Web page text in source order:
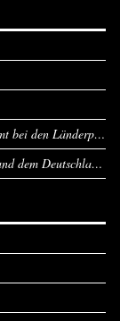
Was für ein Pfingstwochenende! Der BSV NRW räumt bei den Länderpokalen ab
NRW-Auswahlteams siegen bei den Länderpokalen und dem Deutschlandcup an Pfingsten